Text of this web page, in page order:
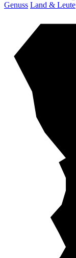
Genuss Land & Leute